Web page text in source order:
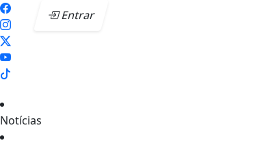
Entrar
Notícias